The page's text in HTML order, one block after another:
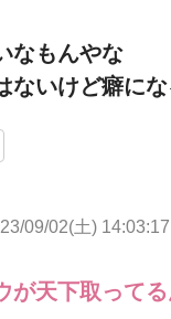
なもんやな
ないけど癖にな
09/02(土)
が天下取ってる